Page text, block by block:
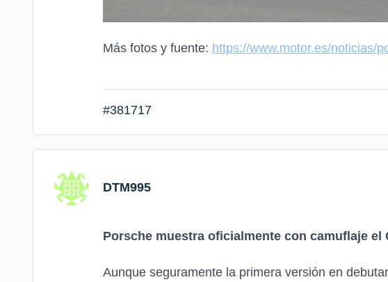
Más fotos y fuente: https://www.motor.es/noticias/
#381717
DTM995
Porsche muestra oficialmente con camuflaje
Aunque seguramente la primera versión en